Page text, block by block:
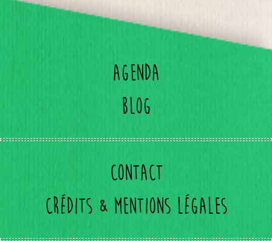
Agenda
Blog
Contact
Crédits & mentions légales